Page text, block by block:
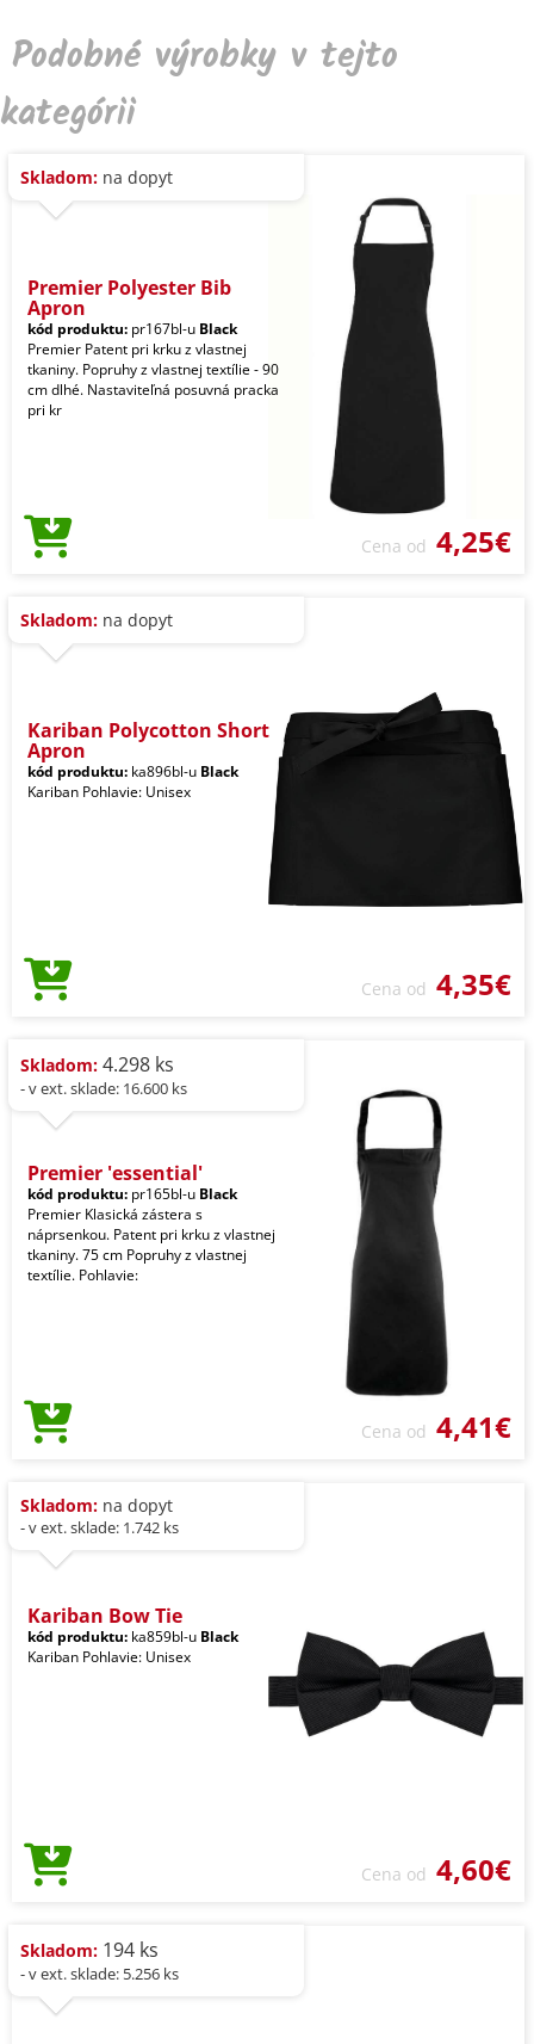
Podobné výrobky v tejto
kategórii
Skladom: na dopyt
Premier Polyester Bib
Apron
kód produktu: pr167bl-u Black
Premier Patent pri krku z vlastnej
tkaniny. Popruhy z vlastnej textílie - 90
cm dlhé. Nastaviteľná posuvná pracka
pri kr
Cena od 4,25€
Skladom: na dopyt
Kariban Polycotton Short
Apron
kód produktu: ka896bl-u Black
Kariban Pohlavie: Unisex
Cena od 4,35€
Skladom: 4.298 ks
- v ext. sklade: 16.600 ks
Premier 'essential'
kód produktu: pr165bl-u Black
Premier Klasická zástera s
náprsenkou. Patent pri krku z vlastnej
tkaniny. 75 cm Popruhy z vlastnej
textílie. Pohlavie:
Cena od 4,41€
Skladom: na dopyt
- v ext. sklade: 1.742 ks
Kariban Bow Tie
kód produktu: ka859bl-u Black
Kariban Pohlavie: Unisex
Cena od 4,60€
Skladom: 194 ks
- v ext. sklade: 5.256 ks